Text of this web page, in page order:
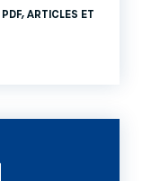
PDF, ARTICLES ET